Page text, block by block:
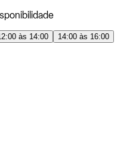
às 14:00
14:00 às 16:00